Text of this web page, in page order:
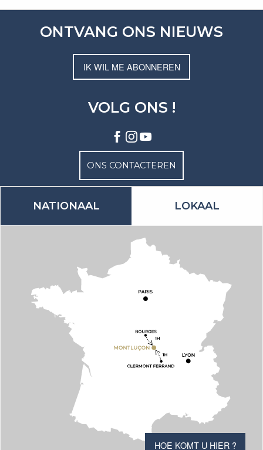
ONTVANG ONS NIEUWS
IK WIL ME ABONNEREN
VOLG ONS !
ONS CONTACTEREN
NATIONAAL LOKAAL
HOE KOMT U HIER ?